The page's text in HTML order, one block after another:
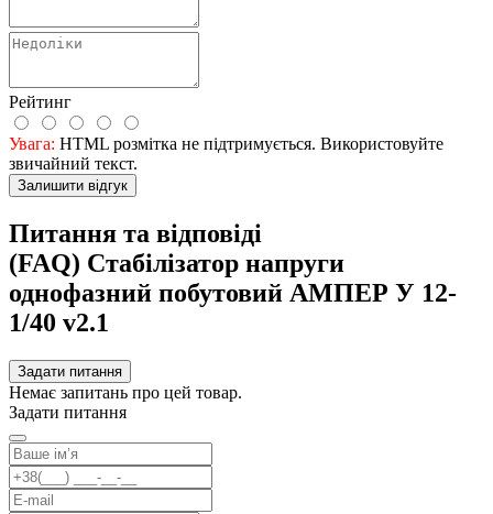
Рейтинг
Увага: HTML розмітка не підтримується. Використовуйте
звичайний текст.
Залишити відгук
Питання та відповіді
(FAQ) Стабілізатор напруги
однофазний побутовий АМПЕР У 12-
1/40 v2.1
Задати питання
Немає запитань про цей товар.
Задати питання